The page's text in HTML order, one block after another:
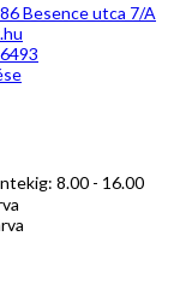
Besence utca 7/A
8.00 - 16.00